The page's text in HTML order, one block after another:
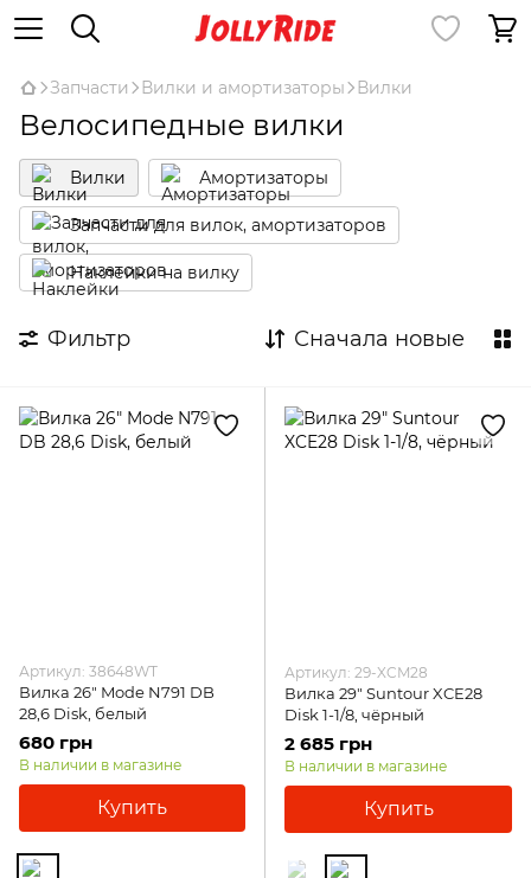
Запчасти Вилки и амортизаторы Вилки
Велосипедные вилки
Вилки Амортизаторы
Запчасти для вилок, амортизаторов
Наклейки на вилку
Фильтр Сначала новые
Артикул: 38648WT
Вилка 26" Mode N791 DB
28,6 Disk, белый
680 грн
В наличии в магазине
Купить
Артикул: 29-XCM28
Вилка 29" Suntour XCE28
Disk 1-1/8, чёрный
2 685 грн
В наличии в магазине
Купить